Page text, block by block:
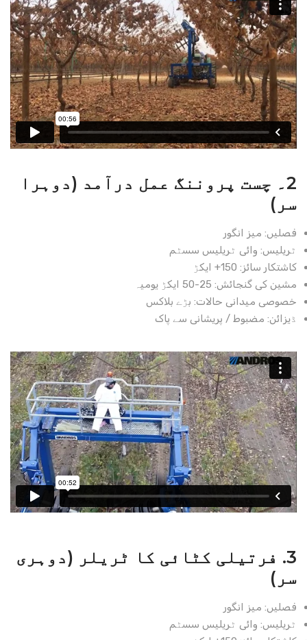
2۔ چست پروننگ عمل درآمد (دوہرا
سر)
فصلیں: میز انگور
ٹریلیس: وائی ٹریلیس سسٹم
کاشتکار سائز: 150+ ایکڑ
مشین کی گنجائش: 25-50 ایکڑ یومیہ
خصوصی میدانی حالات: بڑے بلاکس
ڈیزائن: مضبوط / پریشانی سے پاک
3. فرتیلی کٹائی کا ٹریلر (دوہری
سر)
فصلیں: میز انگور
ٹریلیس: وائی ٹریلیس سسٹم